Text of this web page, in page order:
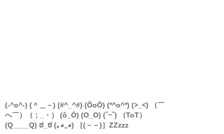
(-^o^-) (＾＿－) (#^_^#) (ÖoÖ) (*^o^*) (>_<) （￣
へ￣）（；_・） (ô_Ó) (O_O) (ˇ~ˇ) （ToT）
(Q____Q) ಠ_ಠ (｡◕‿◕) ［(－－)］ZZzzz